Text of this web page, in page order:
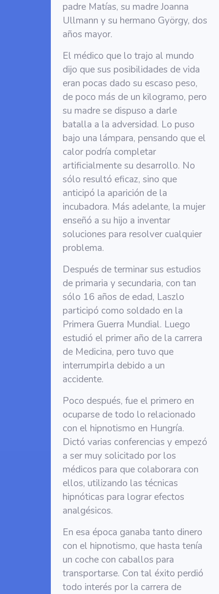
padre Matías, su madre Joanna
Ullmann y su hermano György, dos
años mayor.
El médico que lo trajo al mundo
dijo que sus posibilidades de vida
eran pocas dado su escaso peso,
de poco más de un kilogramo, pero
su madre se dispuso a darle
batalla a la adversidad. Lo puso
bajo una lámpara, pensando que el
calor podría completar
artificialmente su desarrollo. No
sólo resultó eficaz, sino que
anticipó la aparición de la
incubadora. Más adelante, la mujer
enseñó a su hijo a inventar
soluciones para resolver cualquier
problema.
Después de terminar sus estudios
de primaria y secundaria, con tan
sólo 16 años de edad, Laszlo
participó como soldado en la
Primera Guerra Mundial. Luego
estudió el primer año de la carrera
de Medicina, pero tuvo que
interrumpirla debido a un
accidente.
Poco después, fue el primero en
ocuparse de todo lo relacionado
con el hipnotismo en Hungría.
Dictó varias conferencias y empezó
a ser muy solicitado por los
médicos para que colaborara con
ellos, utilizando las técnicas
hipnóticas para lograr efectos
analgésicos.
En esa época ganaba tanto dinero
con el hipnotismo, que hasta tenía
un coche con caballos para
transportarse. Con tal éxito perdió
todo interés por la carrera de